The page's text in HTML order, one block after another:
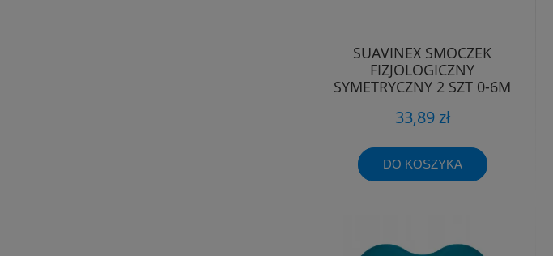
SUAVINEX SMOCZEK
FIZJOLOGICZNY
SYMETRYCZNY 2 SZT 0-6M
33,89 zł
DO KOSZYKA